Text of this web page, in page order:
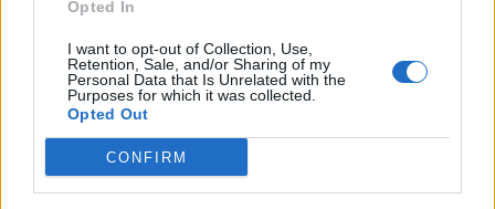
Opted In
I want to opt-out of Collection, Use,
Retention, Sale, and/or Sharing of my
Personal Data that Is Unrelated with the
Purposes for which it was collected.
Opted Out
CONFIRM
Dzisiaj miasto Sajgon nosi nazwę:
Pekin